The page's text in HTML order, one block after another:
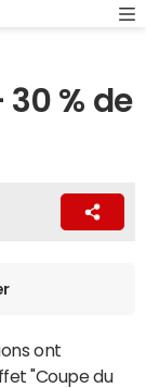
% de
ont
"Coupe du